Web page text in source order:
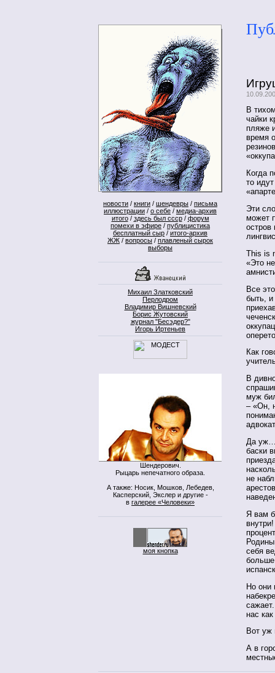
новости / книги / шендевры / письма
иллюстрации / о себе / медиа-архив
итого/ здесь был ссср/ форум
помехи в эфире / публицистика
бесплатный сыр / итого-архив
ЖЖ / вопросы / плавленый сырок
выборы
Михаил Златковский
Перлодром
Владимир Вишневский
Борис Жутовский
журнал "Бесэдер?"
Игорь Иртеньев
Шендерович.
Рыцарь непечатного образа.
А также: Носик, Мошков, Лебедев,
Касперский, Экслер и другие -
в галерее «Человеки»
моя кнопка
В
чайки
пляже
время
Когда
то
Эти
может
остров
This is
«Это
Все
быть, и
Как
В
муж
– «Он,
Да уж…
баски
не
Я вам
себя
больше
Но они
нас
Вот уж
А в